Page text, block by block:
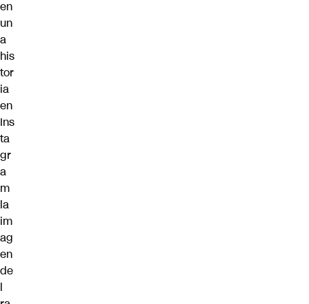
en
un
a
his
tor
ia
en
Ins
ta
gr
a
m
la
im
ag
en
de
l